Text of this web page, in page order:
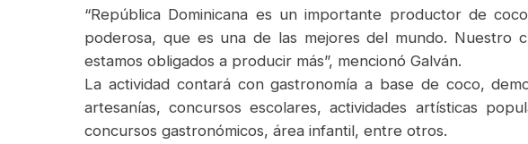
“República Dominicana es un importante productor de
poderosa, que es una de las mejores del mundo.
estamos obligados a producir más”, mencionó Galván.
La actividad contará con gastronomía a base de coco,
artesanías, concursos escolares, actividades artísticas
concursos gastronómicos, área infantil, entre otros.